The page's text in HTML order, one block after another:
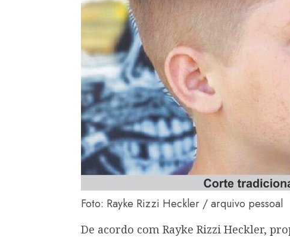
Foto: Rayke Rizzi Heckler / arquivo pessoal
De acordo com Rayke Rizzi Heckler,